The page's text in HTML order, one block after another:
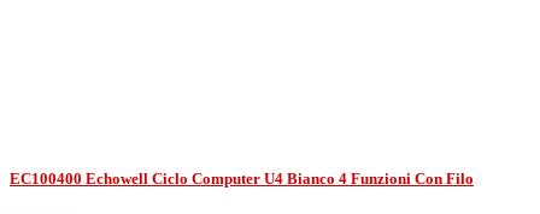
EC100400 Echowell Ciclo Computer U4 Bianco 4 Funzioni Con Filo